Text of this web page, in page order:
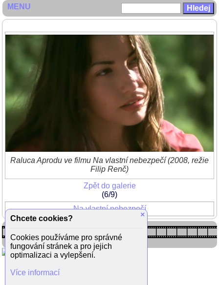
Raluca Aprodu ve filmu Na vlastní nebezpečí (2008, režie
Filip Renč)
Zpět do galerie
(6/9)
Na vlastní nebezpečí
MENU
×
Chcete cookies?
Cookies používáme pro správné
fungování stránek a pro jejich
optimalizaci a vylepšení.
Více informací